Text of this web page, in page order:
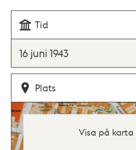
Tid
16 juni 1943
Plats
Visa på karta